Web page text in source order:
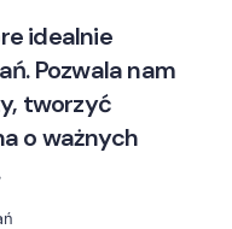
idealnie
Pozwala nam
tworzyć
o ważnych